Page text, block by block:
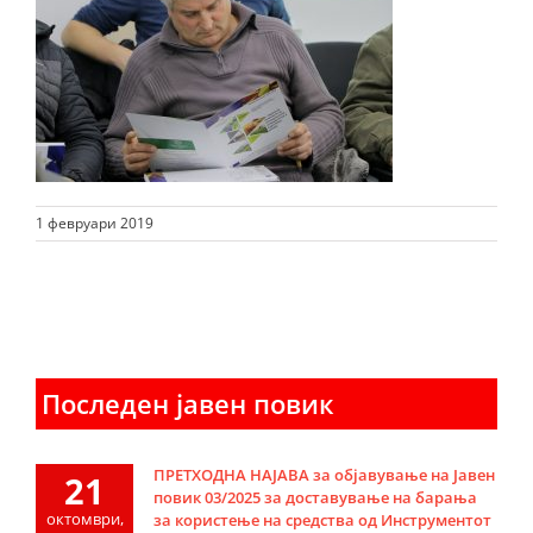
1 февруари 2019
Последен јавен повик
21
октомври,
ПРЕТХОДНА НАЈАВА за објавување на Јавен
повик 03/2025 за доставување на барања
за користење на средства од Инструментот